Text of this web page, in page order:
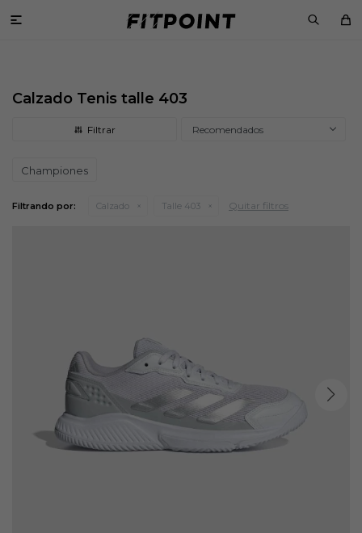

Calzado Tenis talle 403
Recomendados
Championes
Filtrando por: Calzado Talle 403 Quitar filtros